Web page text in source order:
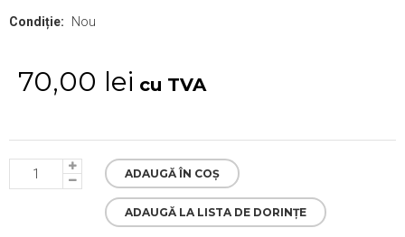
Condiție: Nou
70,00 lei cu TVA
ADAUGĂ ÎN COȘ
ADAUGĂ LA LISTA DE DORINȚE